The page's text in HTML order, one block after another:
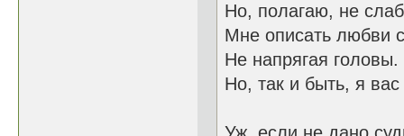
Но, полагаю, не
Мне описать любви
Не напрягая головы.
Но, так и быть, я